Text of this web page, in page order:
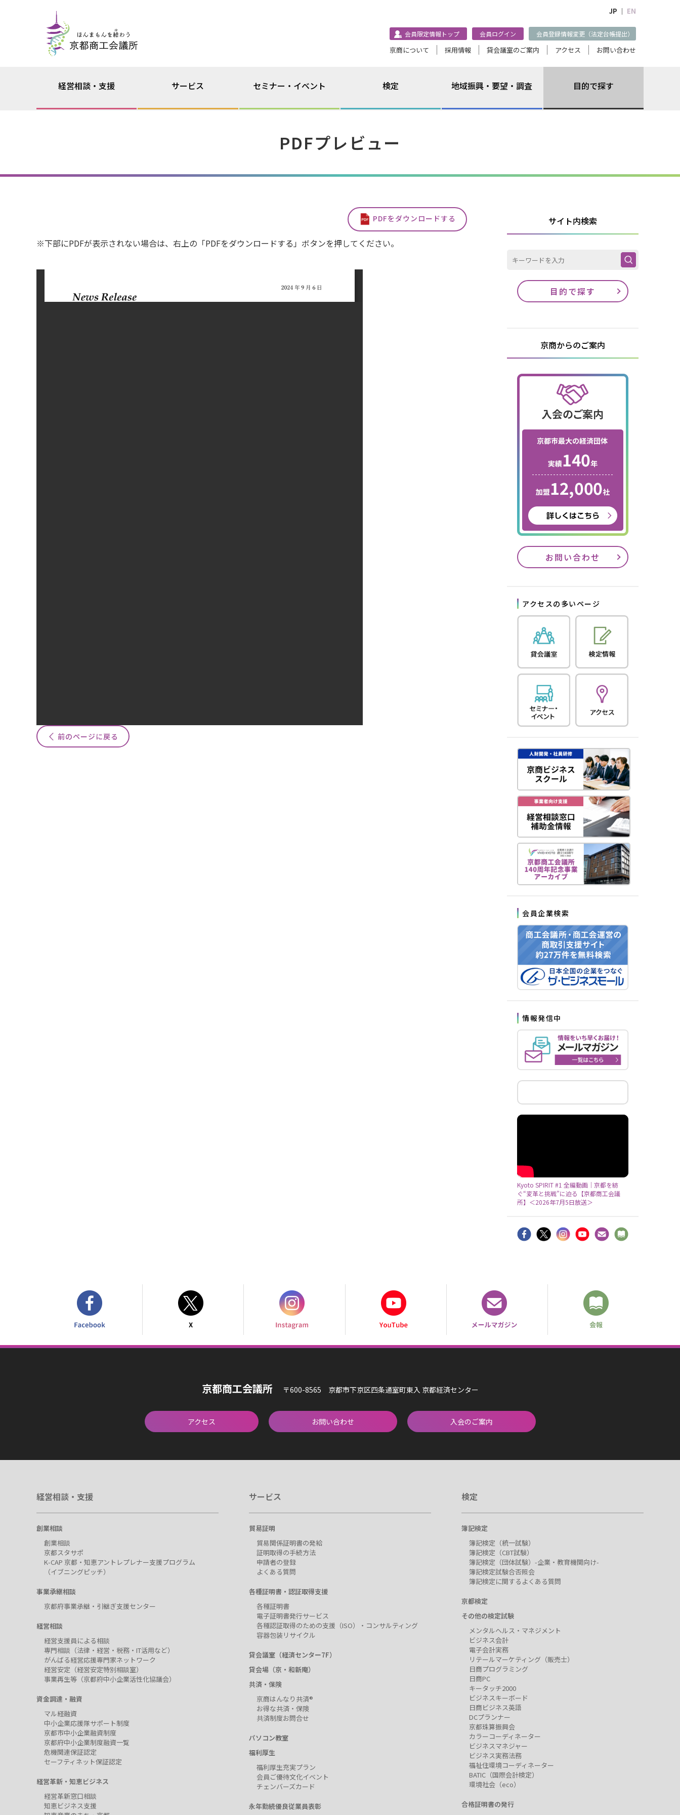
JP ｜ EN
会員限定情報トップ 会員ログイン 会員登録情報変更（法定台帳提出）
京商について 採用情報 貸会議室のご案内 アクセス お問い合わせ
経営相談・支援 サービス セミナー・イベント 検定 地域振興・要望・調査 目的で探す
PDFプレビュー
PDFをダウンロードする
※下部にPDFが表示されない場合は、右上の「PDFをダウンロードする」ボタンを押してください。
前のページに戻る
サイト内検索
目的で探す
京商からのご案内
お問い合わせ
アクセスの多いページ
会員企業検索
情報発信中
Kyoto SPIRIT #1 全編動画｜京都を紡
ぐ“変革と挑戦”に迫る【京都商工会議
所】＜2026年7月5日放送＞
京都商工会議所 〒600-8565 京都市下京区四条通室町東入 京都経済センター
アクセス お問い合わせ 入会のご案内
経営相談・支援
創業相談
創業相談
京都スタサポ
K-CAP 京都・知恵アントレプレナー支援プログラム
（イブニングピッチ）
事業承継相談
京都府事業承継・引継ぎ支援センター
経営相談
経営支援員による相談
専門相談（法律・経営・税務・IT活用など）
がんばる経営応援専門家ネットワーク
経営安定（経営安定特別相談室）
事業再生等（京都府中小企業活性化協議会）
資金調達・融資
マル経融資
中小企業応援隊サポート制度
京都市中小企業融資制度
京都府中小企業制度融資一覧
危機関連保証認定
セーフティネット保証認定
経営革新・知恵ビジネス
経営革新窓口相談
知恵ビジネス支援
サービス
貿易証明
貿易関係証明書の発給
証明取得の手続方法
申請者の登録
よくある質問
各種証明書・認証取得支援
各種証明書
電子証明書発行サービス
各種認証取得のための支援（ISO）・コンサルティング
容器包装リサイクル
貸会議室（経済センター7F）
貸会場（京・和新庵）
共済・保険
京商はんなり共済®
お得な共済・保険
共済制度お問合せ
パソコン教室
福利厚生
福利厚生充実プラン
会員ご優待文化イベント
チェンバーズカード
永年勤続優良従業員表彰
検定
簿記検定
簿記検定（統一試験）
簿記検定（CBT試験）
簿記検定（団体試験）-企業・教育機関向け-
簿記検定試験合否照会
簿記検定に関するよくある質問
京都検定
その他の検定試験
メンタルヘルス・マネジメント
ビジネス会計
電子会計実務
リテールマーケティング（販売士）
日商プログラミング
日商PC
キータッチ2000
ビジネスキーボード
日商ビジネス英語
DCプランナー
京都珠算振興会
カラーコーディネーター
ビジネスマネジャー
ビジネス実務法務
福祉住環境コーディネーター
BATIC（国際会計検定）
環境社会（eco）
合格証明書の発行